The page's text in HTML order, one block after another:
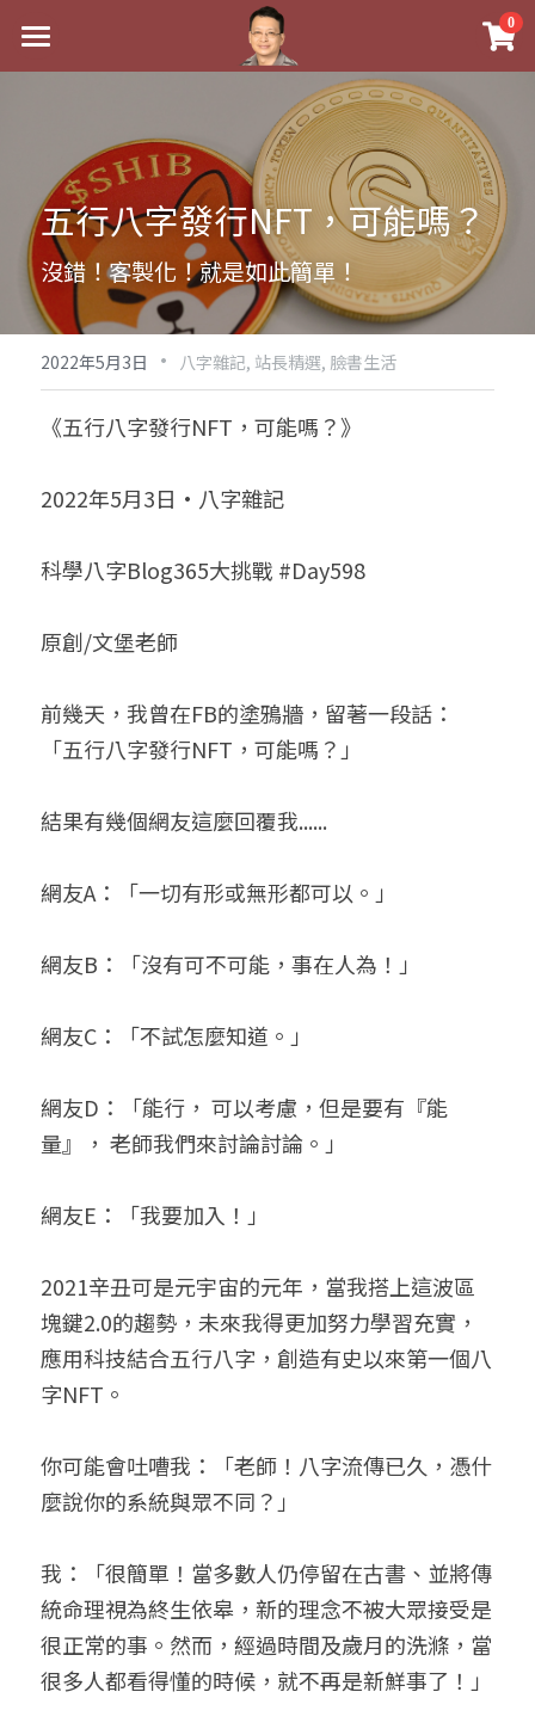
0
最新消息
關於我
實體經營
祖傳命理
手工印鑑
課程介紹
五行八字學
後天派陽宅
Blog
黃金會員專區
八字雜記
站長精選
臉書生活
試閱專區
Podcast聽書
陽宅視頻
線上直播
線上學苑
八字進階班
八字中階班
五人實戰班
團隊訓練營
《十神高階實戰錄》完整典藏版
科學八字推理PDF
小兒命名
科學八字推理1
科學八字推理2
科學八字輕鬆學
輕鬆學會科學八字推理
與我預約
批命預約
上課預約
常見問題
FB粉絲頁
登錄/註冊
搜索
繁體中文
繁體中文
0938617837
五行八字發行NFT，可能嗎？
沒錯！客製化！就是如此簡單！
2022年5月3日 · 八字雜記, 站長精選, 臉書生活
《五行八字發行NFT，可能嗎？》
2022年5月3日·八字雜記
科學八字Blog365大挑戰 #Day598
原創/文堡老師
前幾天，我曾在FB的塗鴉牆，留著一段話：
「五行八字發行NFT，可能嗎？」
結果有幾個網友這麼回覆我......
網友A：「一切有形或無形都可以。」
網友B：「沒有可不可能，事在人為！」
網友C：「不試怎麼知道。」
網友D：「能行， 可以考慮，但是要有『能
量』， 老師我們來討論討論。」
網友E：「我要加入！」
2021辛丑可是元宇宙的元年，當我搭上這波區
塊鍵2.0的趨勢，未來我得更加努力學習充實，
應用科技結合五行八字，創造有史以來第一個八
字NFT。
你可能會吐嘈我：「老師！八字流傳已久，憑什
麼說你的系統與眾不同？」
我：「很簡單！當多數人仍停留在古書、並將傳
統命理視為終生依皋，新的理念不被大眾接受是
很正常的事。然而，經過時間及歲月的洗滌，當
很多人都看得懂的時候，就不再是新鮮事了！」
×
商品分類
科學八字推理PDF
《十神高階實戰錄》完整典藏版
1美元超值PDF
八字線上批命
小兒命名